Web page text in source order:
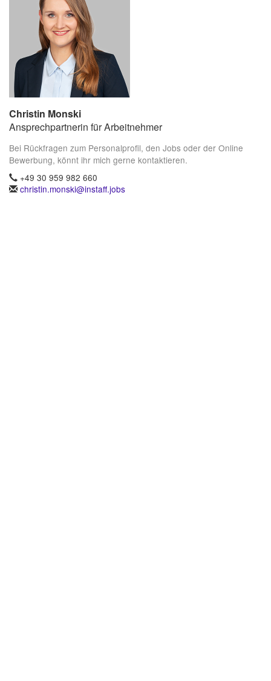
Christin Monski
Ansprechpartnerin für Arbeitnehmer
Bei Rückfragen zum Personalprofil, den Jobs oder der Online
Bewerbung, könnt ihr mich gerne kontaktieren.
+49 30 959 982 660
christin.monski@instaff.jobs